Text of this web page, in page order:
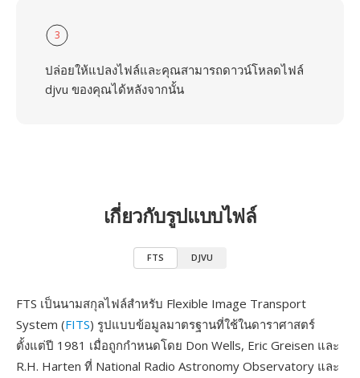
3
ปล่อยให้แปลงไฟล์และคุณสามารถดาวน์โหลดไฟล์
djvu ของคุณได้หลังจากนั้น
เกี่ยวกับรูปแบบไฟล์
FTS DJVU
FTS เป็นนามสกุลไฟล์สำหรับ Flexible Image Transport
System (FITS) รูปแบบข้อมูลมาตรฐานที่ใช้ในดาราศาสตร์
ตั้งแต่ปี 1981 เมื่อถูกกำหนดโดย Don Wells, Eric Greisen และ
R.H. Harten ที่ National Radio Astronomy Observatory และ